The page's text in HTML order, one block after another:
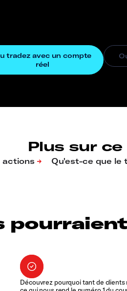
Plus sur
Découvrez pourquoi tant de clients